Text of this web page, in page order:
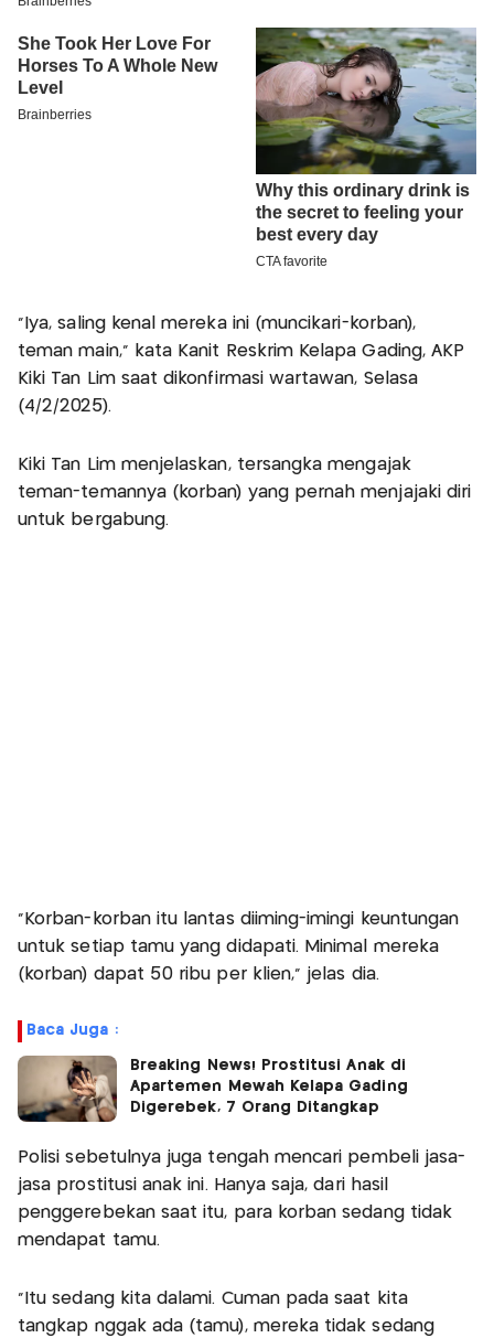
"Iya, saling kenal mereka ini (muncikari-korban),
teman main," kata Kanit Reskrim Kelapa Gading, AKP
Kiki Tan Lim saat dikonfirmasi wartawan, Selasa
(4/2/2025).
Kiki Tan Lim menjelaskan, tersangka mengajak
teman-temannya (korban) yang pernah menjajaki diri
untuk bergabung.
"Korban-korban itu lantas diiming-imingi keuntungan
untuk setiap tamu yang didapati. Minimal mereka
(korban) dapat 50 ribu per klien," jelas dia.
Baca Juga :
Breaking News! Prostitusi Anak di
Apartemen Mewah Kelapa Gading
Digerebek, 7 Orang Ditangkap
Polisi sebetulnya juga tengah mencari pembeli jasa-
jasa prostitusi anak ini. Hanya saja, dari hasil
penggerebekan saat itu, para korban sedang tidak
mendapat tamu.
"Itu sedang kita dalami. Cuman pada saat kita
tangkap nggak ada (tamu), mereka tidak sedang